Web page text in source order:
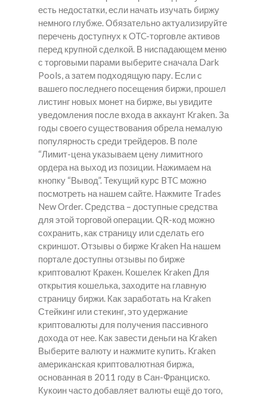
есть недостатки, если начать изучать биржу
немного глубже. Обязательно актуализируйте
перечень доступнух к OTC-торговле активов
перед крупной сделкой. В ниспадающем меню
с торговыми парами выберите сначала Dark
Pools, а затем подходящую пару. Если с
вашего последнего посещения биржи, прошел
листинг новых монет на бирже, вы увидите
уведомления после входа в аккаунт Kraken. За
годы своего существования обрела немалую
популярность среди трейдеров. В поле
“Лимит-цена указываем цену лимитного
ордера на выход из позиции. Нажимаем на
кнопку “Вывод”. Текущий курс BTC можно
посмотреть на нашем сайте. Нажмите Trades
New Order. Средства – доступные средства
для этой торговой операции. QR-код можно
сохранить, как страницу или сделать его
скриншот. Отзывы о бирже Kraken На нашем
портале доступны отзывы по бирже
криптовалют Кракен. Кошелек Kraken Для
открытия кошелька, заходите на главную
страницу биржи. Как заработать на Kraken
Стейкинг или стекинг, это удержание
криптовалюты для получения пассивного
дохода от нее. Как завести деньги на Kraken
Выберите валюту и нажмите купить. Kraken
американская криптовалютная биржа,
основанная в 2011 году в Сан-Франциско.
Кукоин часто добавляет валюты ещё до того,